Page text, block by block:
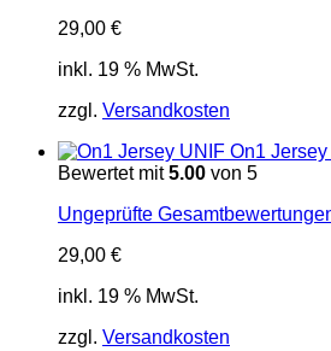
29,00 €
inkl. 19 % MwSt.
zzgl. Versandkosten
On1
Bewertet mit5.00 von 5
Ungeprüfte
29,00 €
inkl. 19 % MwSt.
zzgl. Versandkosten